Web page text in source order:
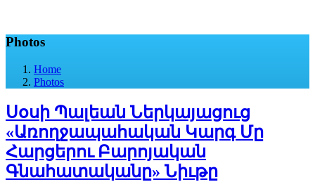
Photos
Home
Photos
Սօսի Պալեան Ներկայացուց
«Առողջապահական Կարգ Մը
Հարցերու Բարոյական
Գնահատականը» Նիւթը